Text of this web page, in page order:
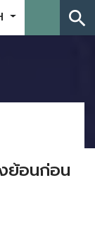
search
ย้อนก่อน